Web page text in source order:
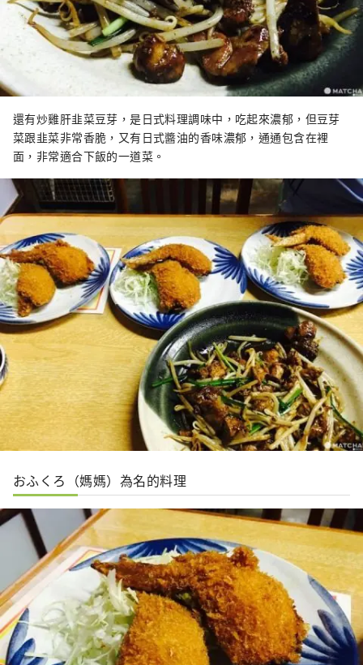
還有炒雞肝韭菜豆芽，是日式料理調味中，吃起來濃郁，但豆芽
菜跟韭菜非常香脆，又有日式醬油的香味濃郁，通通包含在裡
面，非常適合下飯的一道菜。
おふくろ（媽媽）為名的料理